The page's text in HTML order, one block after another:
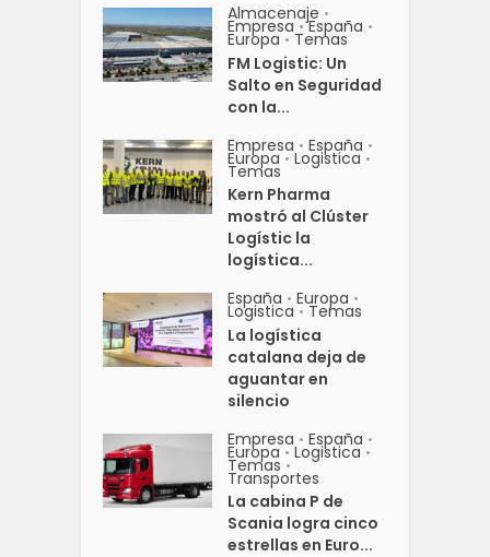
Almacenaje •
Empresa • España •
Europa • Temas
FM Logistic: Un
Salto en Seguridad
con la...
Empresa • España •
Europa • Logistica •
Temas
Kern Pharma
mostró al Clúster
Logístic la
logística...
España • Europa •
Logistica • Temas
La logística
catalana deja de
aguantar en
silencio
Empresa • España •
Europa • Logistica •
Temas •
Transportes
La cabina P de
Scania logra cinco
estrellas en Euro...